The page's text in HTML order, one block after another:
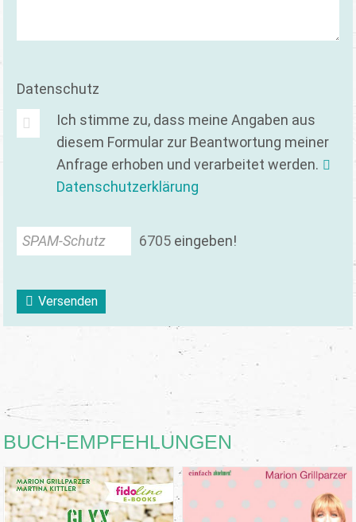
Datenschutz
Ich stimme zu, dass meine Angaben aus
diesem Formular zur Beantwortung meiner
Anfrage erhoben und verarbeitet werden.
Datenschutzerklärung
SPAM-Schutz 6705 eingeben!
Versenden
BUCH-EMPFEHLUNGEN